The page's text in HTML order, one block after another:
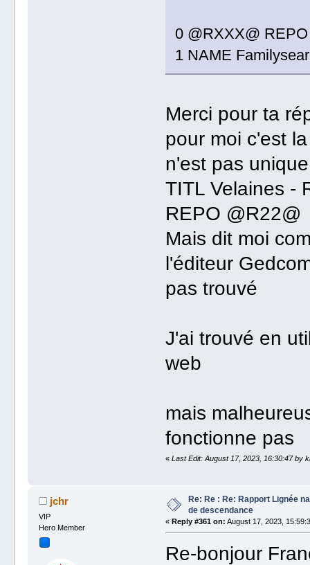
0 @RXXX@ REPO
1 NAME
Merci pour ta
pour moi c'est
n'est pas unique
TITL Velaines -
REPO @R22@
Mais dit moi
l'éditeur
pas trouvé
J'ai trouvé en
web
mais
fonctionne pas
«Last Edit: August 17, 2023, 16:30:47 by
jchr
VIP
Hero Member
Re: Re : Re: Rapport Lignée
de descendance
«Reply #361 on: August 17, 2023,
Re-bonjour